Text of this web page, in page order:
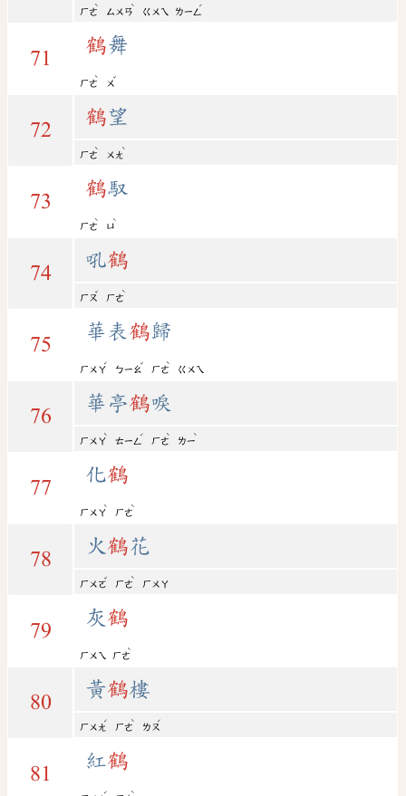
ㄏㄜ
ˋ
ㄙㄨㄢ
ˋ
ㄍㄨㄟ ㄌㄧㄥ
ˊ
71
鶴舞
ㄏㄜ
ˋ
ㄨ
ˇ
72
鶴望
ㄏㄜ
ˋ
ㄨㄤ
ˋ
73
鶴馭
ㄏㄜ
ˋ
ㄩ
ˋ
74
吼鶴
ㄏㄡ
ˇ
ㄏㄜ
ˋ
75
華表 鶴歸
ㄏㄨㄚ
ˊ
ㄅㄧㄠ
ˇ
ㄏㄜ
ˋ
ㄍㄨㄟ
76
華亭鶴唳
ㄏㄨㄚ
ˋ
ㄊㄧㄥ
ˊ
ㄏㄜ
ˋ
ㄌㄧ
ˋ
77
化鶴
ㄏㄨㄚ
ˋ
ㄏㄜ
ˋ
78
火鶴花
ㄏㄨㄛ
ˇ
ㄏㄜ
ˋ
ㄏㄨㄚ
79
灰 鶴
ㄏㄨㄟ ㄏㄜ
ˋ
80
黃鶴樓
ㄏㄨㄤ
ˊ
ㄏㄜ
ˋ
ㄌㄡ
ˊ
81
紅鶴
ˊ ˋ